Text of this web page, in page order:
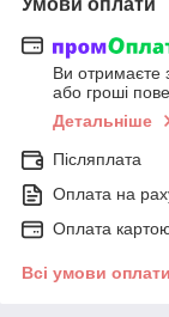
Ви отримаєте
або гроші
Детальніше
Післяплата
Оплата на
Оплата
Всі умови оплати